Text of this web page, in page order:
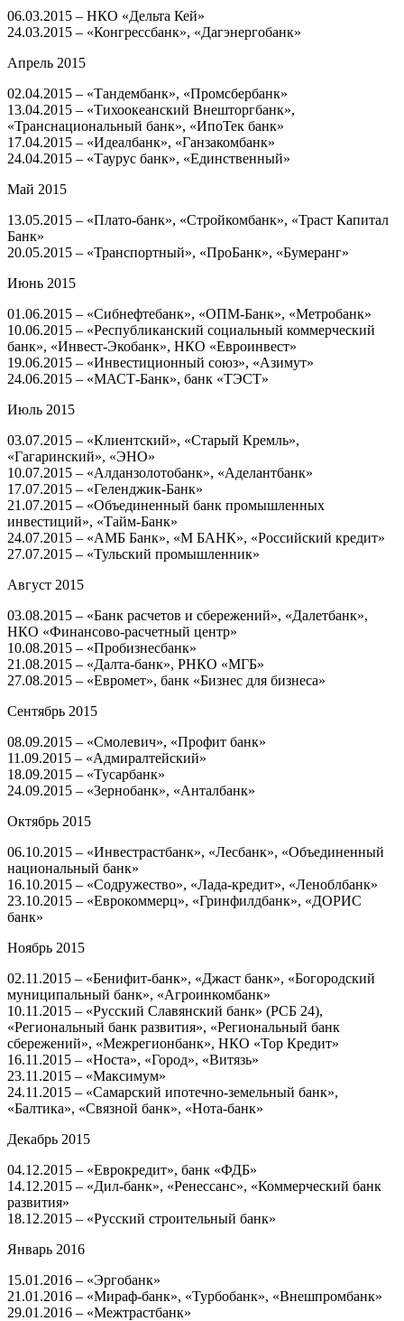
06.03.2015 – НКО «Дельта Кей»
24.03.2015 – «Конгрессбанк», «Дагэнергобанк»
Апрель 2015
02.04.2015 – «Тандембанк», «Промсбербанк»
13.04.2015 – «Тихоокеанский Внешторгбанк»,
«Транснациональный банк», «ИпоТек банк»
17.04.2015 – «Идеалбанк», «Ганзакомбанк»
24.04.2015 – «Таурус банк», «Единственный»
Май 2015
13.05.2015 – «Плато-банк», «Стройкомбанк», «Траст Капитал
Банк»
20.05.2015 – «Транспортный», «ПроБанк», «Бумеранг»
Июнь 2015
01.06.2015 – «Сибнефтебанк», «ОПМ-Банк», «Метробанк»
10.06.2015 – «Республиканский социальный коммерческий
банк», «Инвест-Экобанк», НКО «Евроинвест»
19.06.2015 – «Инвестиционный союз», «Азимут»
24.06.2015 – «МАСТ-Банк», банк «ТЭСТ»
Июль 2015
03.07.2015 – «Клиентский», «Старый Кремль»,
«Гагаринский», «ЭНО»
10.07.2015 – «Алданзолотобанк», «Аделантбанк»
17.07.2015 – «Геленджик-Банк»
21.07.2015 – «Объединенный банк промышленных
инвестиций», «Тайм-Банк»
24.07.2015 – «АМБ Банк», «М БАНК», «Российский кредит»
27.07.2015 – «Тульский промышленник»
Август 2015
03.08.2015 – «Банк расчетов и сбережений», «Далетбанк»,
НКО «Финансово-расчетный центр»
10.08.2015 – «Пробизнесбанк»
21.08.2015 – «Далта-банк», РНКО «МГБ»
27.08.2015 – «Евромет», банк «Бизнес для бизнеса»
Сентябрь 2015
08.09.2015 – «Смолевич», «Профит банк»
11.09.2015 – «Адмиралтейский»
18.09.2015 – «Тусарбанк»
24.09.2015 – «Зернобанк», «Анталбанк»
Октябрь 2015
06.10.2015 – «Инвестрастбанк», «Лесбанк», «Объединенный
национальный банк»
16.10.2015 – «Содружество», «Лада-кредит», «Леноблбанк»
23.10.2015 – «Еврокоммерц», «Гринфилдбанк», «ДОРИС
банк»
Ноябрь 2015
02.11.2015 – «Бенифит-банк», «Джаст банк», «Богородский
муниципальный банк», «Агроинкомбанк»
10.11.2015 – «Русский Славянский банк» (РСБ 24),
«Региональный банк развития», «Региональный банк
сбережений», «Межрегионбанк», НКО «Тор Кредит»
16.11.2015 – «Носта», «Город», «Витязь»
23.11.2015 – «Максимум»
24.11.2015 – «Самарский ипотечно-земельный банк»,
«Балтика», «Связной банк», «Нота-банк»
Декабрь 2015
04.12.2015 – «Еврокредит», банк «ФДБ»
14.12.2015 – «Дил-банк», «Ренессанс», «Коммерческий банк
развития»
18.12.2015 – «Русский строительный банк»
Январь 2016
15.01.2016 – «Эргобанк»
21.01.2016 – «Мираф-банк», «Турбобанк», «Внешпромбанк»
29.01.2016 – «Межтрастбанк»